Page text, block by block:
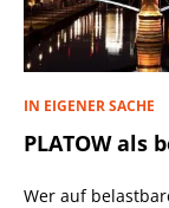
IN EIGENER SACHE
PLATOW als
Wer auf